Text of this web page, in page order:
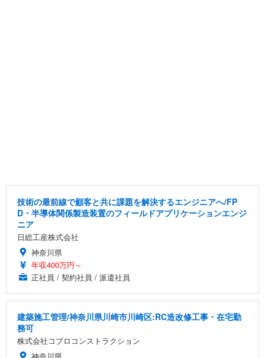
技術の最前線で顧客と共に課題を解決するエンジニアへ/FP
D・半導体関係製造装置のフィールドアプリケーションエンジ
ニア
日総工産株式会社
神奈川県
年収400万円～
正社員 / 契約社員 / 派遣社員
建築施工管理/神奈川県川崎市川崎区:RC造改修工事・在宅勤
務可
株式会社コプロコンストラクション